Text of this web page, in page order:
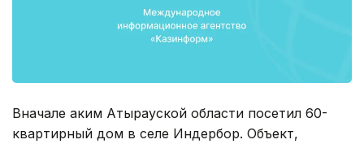
Вначале аким Атырауской области посетил 60-
квартирный дом в селе Индербор. Объект,